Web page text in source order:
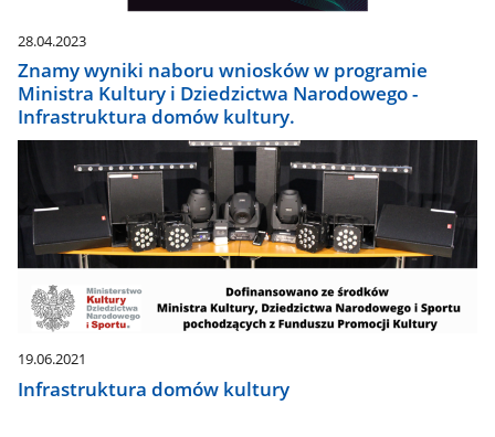
28.04.2023
Znamy wyniki naboru wniosków w programie
Ministra Kultury i Dziedzictwa Narodowego -
Infrastruktura domów kultury.
19.06.2021
Infrastruktura domów kultury